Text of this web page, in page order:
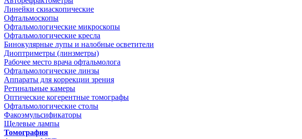
Линейки скиаскопические
Офтальмоскопы
Офтальмологические микроскопы
Офтальмологические кресла
Бинокулярные лупы и налобные осветители
Диоптриметры (линзметры)
Рабочее место врача офтальмолога
Офтальмологические линзы
Аппараты для коррекции зрения
Ретинальные камеры
Оптические когерентные томографы
Офтальмологические столы
Факоэмульсификаторы
Щелевые лампы
Томография